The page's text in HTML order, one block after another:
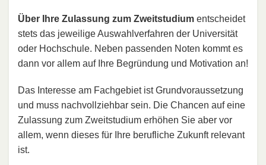
Über Ihre Zulassung zum Zweitstudium entscheidet
stets das jeweilige Auswahlverfahren der Universität
oder Hochschule. Neben passenden Noten kommt es
dann vor allem auf Ihre Begründung und Motivation an!
Das Interesse am Fachgebiet ist Grundvoraussetzung
und muss nachvollziehbar sein. Die Chancen auf eine
Zulassung zum Zweitstudium erhöhen Sie aber vor
allem, wenn dieses für Ihre berufliche Zukunft relevant
ist.